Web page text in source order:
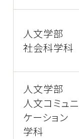
人文学部
社会科学科
人文学部
人文コミュニ
ケーション
学科